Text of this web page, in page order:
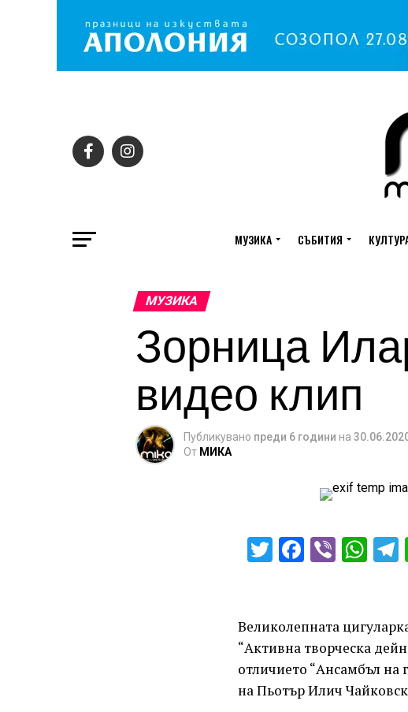
МУЗИКА СЪБИТИЯ
МУЗИКА
Зорница
видео клип
Публикувано преди 6 години на
От МИКА
Twitter
Facebook
Viber
Великолепната
“Активна творческа
отличието “Ансамбъл на
на Пьотър Илич